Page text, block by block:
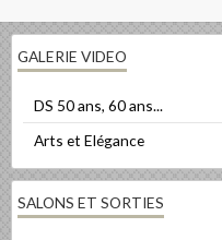
Conseils Techniques
GALERIE VIDEO
DS 50 ans, 60 ans...
Arts et Elégance
SALONS ET SORTIES